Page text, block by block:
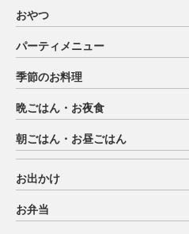
おやつ
パーティメニュー
季節のお料理
晩ごはん・お夜食
朝ごはん・お昼ごはん
お出かけ
お弁当